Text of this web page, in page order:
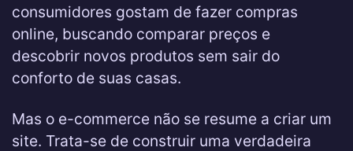
consumidores gostam de fazer compras
online, buscando comparar preços e
descobrir novos produtos sem sair do
conforto de suas casas.
Mas o e-commerce não se resume a criar um
site. Trata-se de construir uma verdadeira